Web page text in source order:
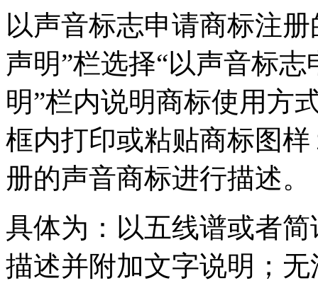
以声音标志申请商标注
声明”栏选择“以声音标
明”栏内说明商标使用方
框内打印或粘贴商标图
册的声音商标进行描述。
具体为：以五线谱或者
描述并附加文字说明；